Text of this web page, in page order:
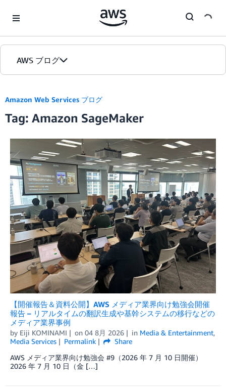
AWS ブログ
カテゴリ
エディション
Amazon Web Services ブログ
Tag: Amazon SageMaker
【開催報告＆資料公開】AWS メディア業界向け勉強会開催
報告 – リアルタイムの翻訳生成や基幹システムの移行などの
メディア業界事例
by Eiji KOMINAMI on 04 8月 2026 in Media & Entertainment,
Media Services
Permalink
Share
AWS メディア業界向け勉強会 #9（2026 年 7 月 10 日開催）
2026 年 7 月 10 日（金 […]